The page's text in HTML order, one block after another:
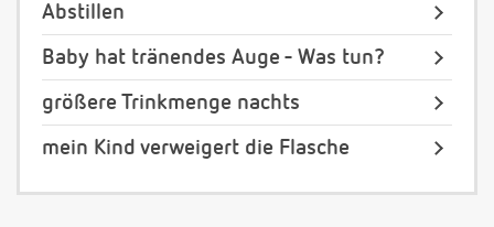
Abstillen
Baby hat tränendes Auge - Was tun?
größere Trinkmenge nachts
mein Kind verweigert die Flasche